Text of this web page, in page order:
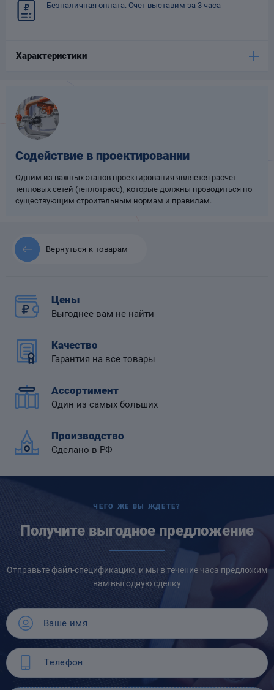
Безналичная оплата. Счет выставим за 3 часа
Характеристики
Содействие в проектировании
Одним из важных этапов проектирования является расчет
тепловых сетей (теплотрасс), которые должны проводиться по
существующим строительным нормам и правилам.
Вернуться к товарам
Цены
Выгоднее вам не найти
Качество
Гарантия на все товары
Ассортимент
Один из самых больших
Производство
Сделано в РФ
ЧЕГО ЖЕ ВЫ ЖДЕТЕ?
Получите выгодное предложение
Отправьте файл-спецификацию, и мы в течение часа предложим
вам выгодную сделку
Компенсаторы